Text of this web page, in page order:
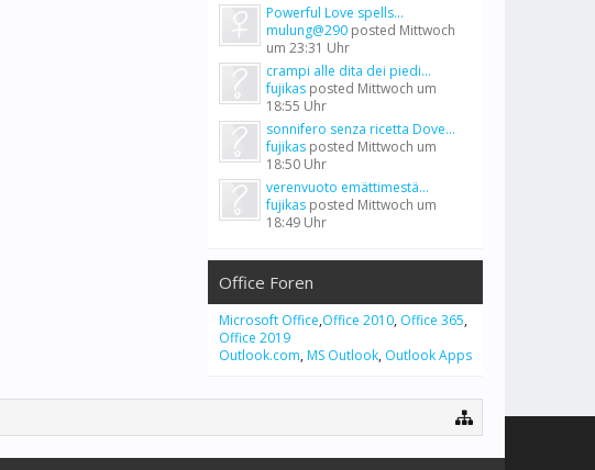
Powerful Love spells...
mulung@290 posted Mittwoch
um 23:31 Uhr
crampi alle dita dei piedi...
fujikas posted Mittwoch um
18:55 Uhr
sonnifero senza ricetta Dove...
fujikas posted Mittwoch um
18:50 Uhr
verenvuoto emättimestä...
fujikas posted Mittwoch um
18:49 Uhr
Office Foren
Microsoft Office,Office 2010, Office 365,
Office 2019
Outlook.com, MS Outlook, Outlook Apps